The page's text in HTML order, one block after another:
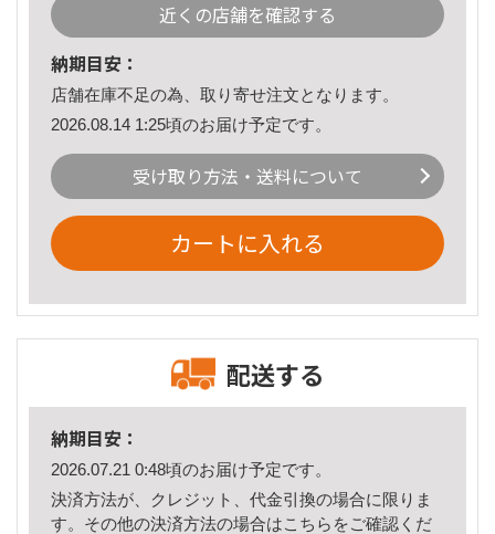
近くの店舗を確認する
納期目安：
店舗在庫不足の為、取り寄せ注文となります。
2026.08.14 1:25頃のお届け予定です。
受け取り方法・送料について
カートに入れる
配送する
納期目安：
2026.07.21 0:48頃のお届け予定です。
決済方法が、クレジット、代金引換の場合に限りま
す。その他の決済方法の場合はこちら をご確認くだ